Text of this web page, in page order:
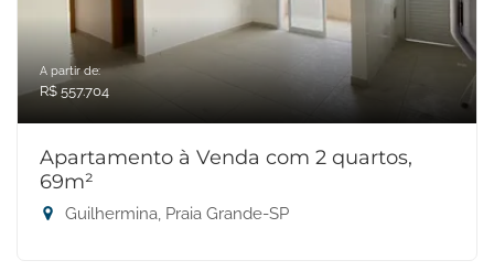
A partir de:
R$ 557.704
Apartamento à Venda com 2 quartos,
69m²
Guilhermina, Praia Grande-SP